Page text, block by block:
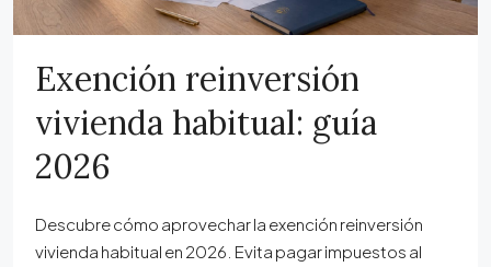
Exención reinversión
vivienda habitual: guía
2026
Descubre cómo aprovechar la exención reinversión
vivienda habitual en 2026. Evita pagar impuestos al